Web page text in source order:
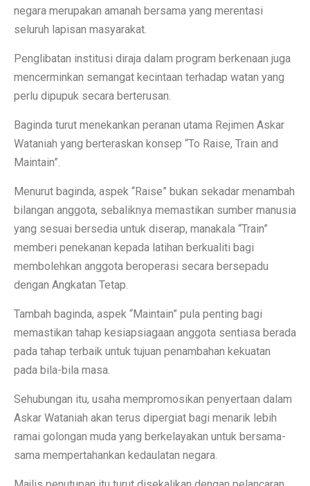
negara merupakan amanah bersama yang merentasi
seluruh lapisan masyarakat.
Penglibatan institusi diraja dalam program berkenaan juga
mencerminkan semangat kecintaan terhadap watan yang
perlu dipupuk secara berterusan.
Baginda turut menekankan peranan utama Rejimen Askar
Wataniah yang berteraskan konsep “To Raise, Train and
Maintain”.
Menurut baginda, aspek “Raise” bukan sekadar menambah
bilangan anggota, sebaliknya memastikan sumber manusia
yang sesuai bersedia untuk diserap, manakala “Train”
memberi penekanan kepada latihan berkualiti bagi
membolehkan anggota beroperasi secara bersepadu
dengan Angkatan Tetap.
Tambah baginda, aspek “Maintain” pula penting bagi
memastikan tahap kesiapsiagaan anggota sentiasa berada
pada tahap terbaik untuk tujuan penambahan kekuatan
pada bila-bila masa.
Sehubungan itu, usaha mempromosikan penyertaan dalam
Askar Wataniah akan terus dipergiat bagi menarik lebih
ramai golongan muda yang berkelayakan untuk bersama-
sama mempertahankan kedaulatan negara.